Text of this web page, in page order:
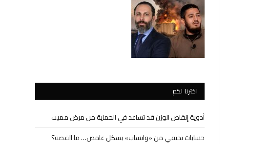
اخترنا لكم
أدوية إنقاص الوزن قد تساعد في الحماية من مرض مميت
حسابات تختفي من «واتساب» بشكل غامض… ما القصة؟